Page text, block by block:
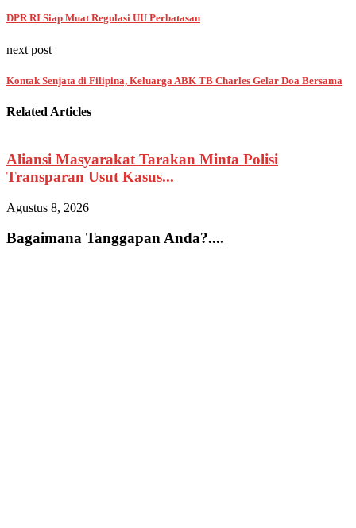
DPR RI Siap Muat Regulasi UU Perbatasan
next post
Kontak Senjata di Filipina, Keluarga ABK TB Charles Gelar Doa Bersama
Related Articles
Aliansi Masyarakat Tarakan Minta Polisi
Transparan Usut Kasus...
Agustus 8, 2026
Bagaimana Tanggapan Anda?....